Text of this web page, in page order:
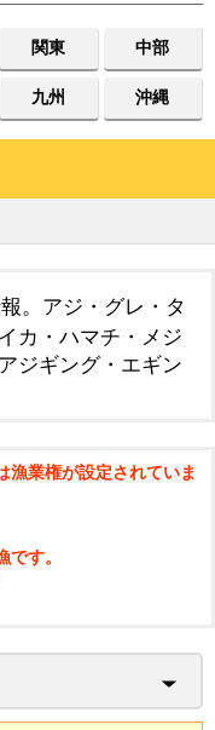
関東 中部
九州 沖縄
。アジ・グレ・タ
カ・ハマチ・メジ
ジギング・エギン
漁業権が設定されていま
す。